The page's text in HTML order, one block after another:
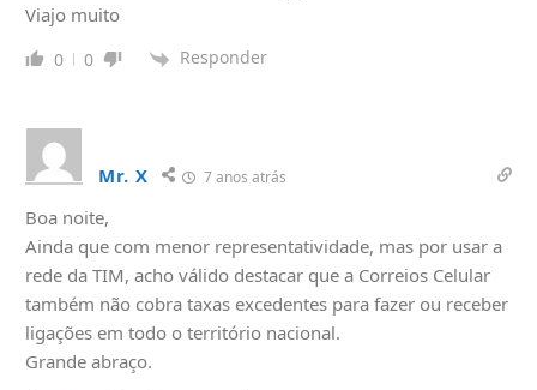
Viajo muito
0 0 Responder
Mr. X 7 anos atrás
Boa noite,
Ainda que com menor representatividade, mas por usar a
rede da TIM, acho válido destacar que a Correios Celular
também não cobra taxas excedentes para fazer ou receber
ligações em todo o território nacional.
Grande abraço.